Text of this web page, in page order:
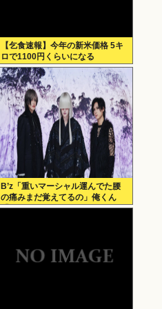
【乞食速報】今年の新米価格 5キ
ロで1100円くらいになる
B’z「重いマーシャル運んでた腰
の痛みまだ覚えてるの」俺くん
「マーシャルって何？ 」